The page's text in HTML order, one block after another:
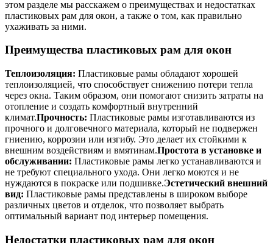
этом разделе мы расскажем о преимуществах и недостатках
пластиковых рам для окон, а также о том, как правильно
ухаживать за ними.
Преимущества пластиковых рам для окон
Теплоизоляция: Пластиковые рамы обладают хорошей
теплоизоляцией, что способствует снижению потери тепла
через окна. Таким образом, они помогают снизить затраты на
отопление и создать комфортный внутренний
климат.Прочность: Пластиковые рамы изготавливаются из
прочного и долговечного материала, который не подвержен
гниению, коррозии или изгибу. Это делает их стойкими к
внешним воздействиям и вмятинам.Простота в установке и
обслуживании: Пластиковые рамы легко устанавливаются и
не требуют специального ухода. Они легко моются и не
нуждаются в покраске или подшивке.Эстетический внешний
вид: Пластиковые рамы представлены в широком выборе
различных цветов и отделок, что позволяет выбрать
оптимальный вариант под интерьер помещения.
Недостатки пластиковых рам для окон